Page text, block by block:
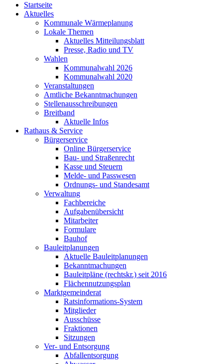
Startseite
Aktuelles
Kommunale Wärmeplanung
Lokale Themen
Aktuelles Mitteilungsblatt
Presse, Radio und TV
Wahlen
Kommunalwahl 2026
Kommunalwahl 2020
Veranstaltungen
Amtliche Bekanntmachungen
Stellenausschreibungen
Breitband
Aktuelle Infos
Rathaus & Service
Bürgerservice
Online Bürgerservice
Bau- und Straßenrecht
Kasse und Steuern
Melde- und Passwesen
Ordnungs- und Standesamt
Verwaltung
Fachbereiche
Aufgabenübersicht
Mitarbeiter
Formulare
Bauhof
Bauleitplanungen
Aktuelle Bauleitplanungen
Bekanntmachungen
Bauleitpläne (rechtskr.) seit 2016
Flächennutzungsplan
Marktgemeinderat
Ratsinformations-System
Mitglieder
Ausschüsse
Fraktionen
Sitzungen
Ver- und Entsorgung
Abfallentsorgung